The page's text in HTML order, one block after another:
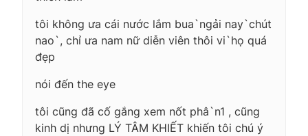
tôi không ưa cái nước lắm bua`ngải nay`chút
nao`, chỉ ưa nam nữ diễn viên thôi vi`họ quá
đẹp
nói đến the eye
tôi cũng đã cố gắng xem nốt phâ`n1 , cũng
kinh dị nhưng LÝ TÂM KHIẾT khiến tôi chú ý